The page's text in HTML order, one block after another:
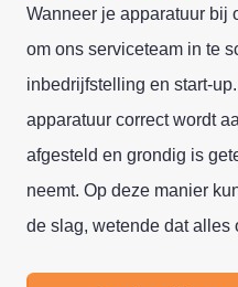
Wanneer je apparatuur bij
om ons serviceteam in te
inbedrijfstelling en start-
apparatuur correct wordt
afgesteld en grondig is
neemt. Op deze manier
de slag, wetende dat alles